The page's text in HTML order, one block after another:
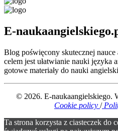
E-
Blog poświęcony skutecznej
celem jest ułatwianie nauki języka
gotowe materiały do nauki
© 2026. E-naukaangielskiego.
Cookie policy /
Ta strona korzysta z ciasteczek do